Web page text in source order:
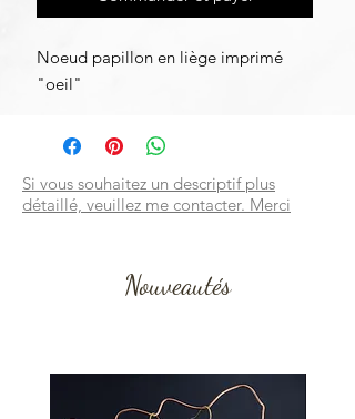
Noeud papillon en liège imprimé
"oeil"
Si vous souhaitez un descriptif plus
détaillé, veuillez me contacter. Merci
Nouveautés